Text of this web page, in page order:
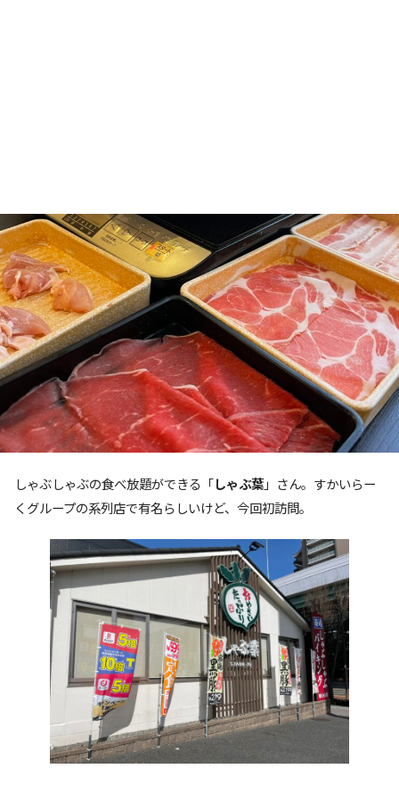
しゃぶしゃぶの食べ放題ができる「しゃぶ葉」さん。すかいらー
くグループの系列店で有名らしいけど、今回初訪問。